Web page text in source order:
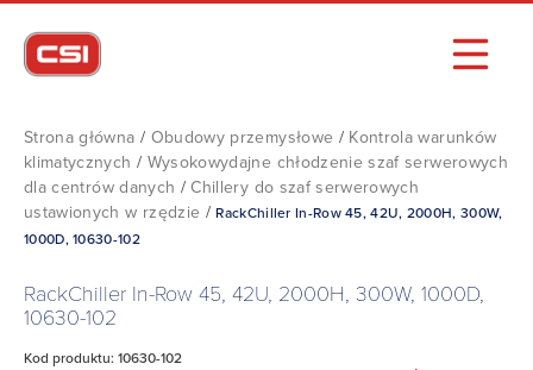
Strona główna / Obudowy przemysłowe / Kontrola warunków
klimatycznych / Wysokowydajne chłodzenie szaf serwerowych
dla centrów danych /Chillery do szaf serwerowych
ustawionych w rzędzie /RackChiller In-Row 45, 42U, 2000H, 300W,
1000D, 10630-102
RackChiller In-Row 45, 42U, 2000H, 300W, 1000D,
10630-102
Kod produktu: 10630-102